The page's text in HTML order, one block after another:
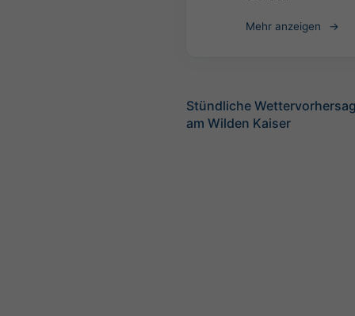
Mehr anzeigen
Stündliche
am Wilden Kaiser